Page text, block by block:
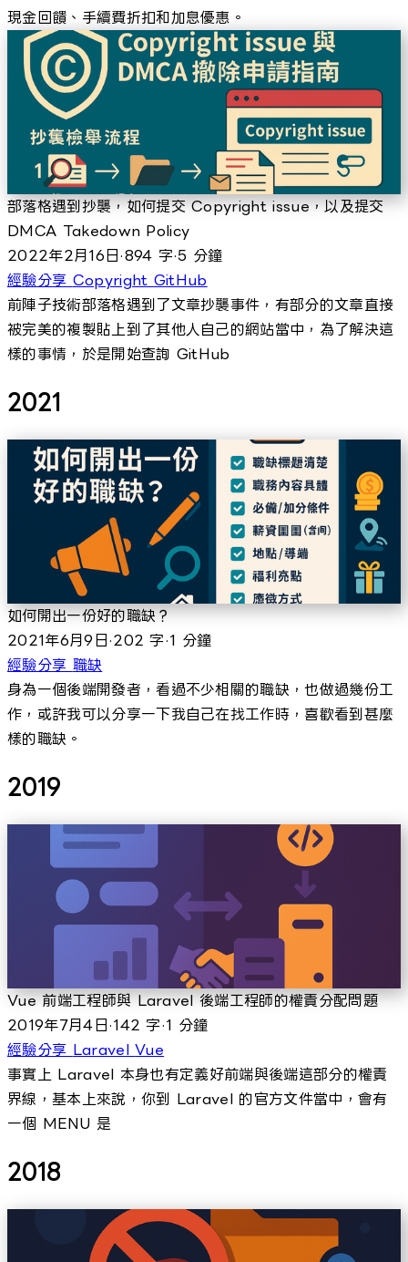
現金回饋、手續費折扣和加息優惠。
部落格遇到抄襲，如何提交 Copyright issue，以及提交
DMCA Takedown Policy
2022年2月16日·894 字·5 分鐘
經驗分享CopyrightGitHub
前陣子技術部落格遇到了文章抄襲事件，有部分的文章直接
被完美的複製貼上到了其他人自己的網站當中，為了解決這
樣的事情，於是開始查詢 GitHub
2021
如何開出一份好的職缺？
2021年6月9日·202 字·1 分鐘
經驗分享職缺
身為一個後端開發者，看過不少相關的職缺，也做過幾份工
作，或許我可以分享一下我自己在找工作時，喜歡看到甚麼
樣的職缺。
2019
Vue 前端工程師與 Laravel 後端工程師的權責分配問題
2019年7月4日·142 字·1 分鐘
經驗分享 LaravelVue
事實上 Laravel 本身也有定義好前端與後端這部分的權責
界線，基本上來說，你到 Laravel 的官方文件當中，會有
一個 MENU 是
2018